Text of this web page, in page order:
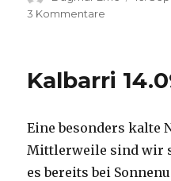
3 Kommentare
Kalbarri
Eine besonders kalte
Mittlerweile sind wir
es bereits bei